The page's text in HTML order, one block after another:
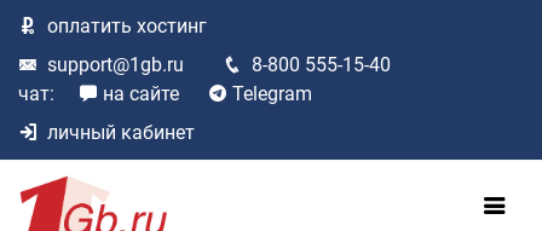
оплатить хостинг
support@1gb.ru
8-800 555-15-40
чат:
на сайте
Telegram
личный кабинет